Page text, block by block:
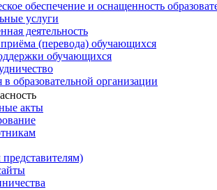
обеспечение и оснащенность
услуги
деятельность
(перевода) обучающихся
обучающихся
образовательной организации
акты